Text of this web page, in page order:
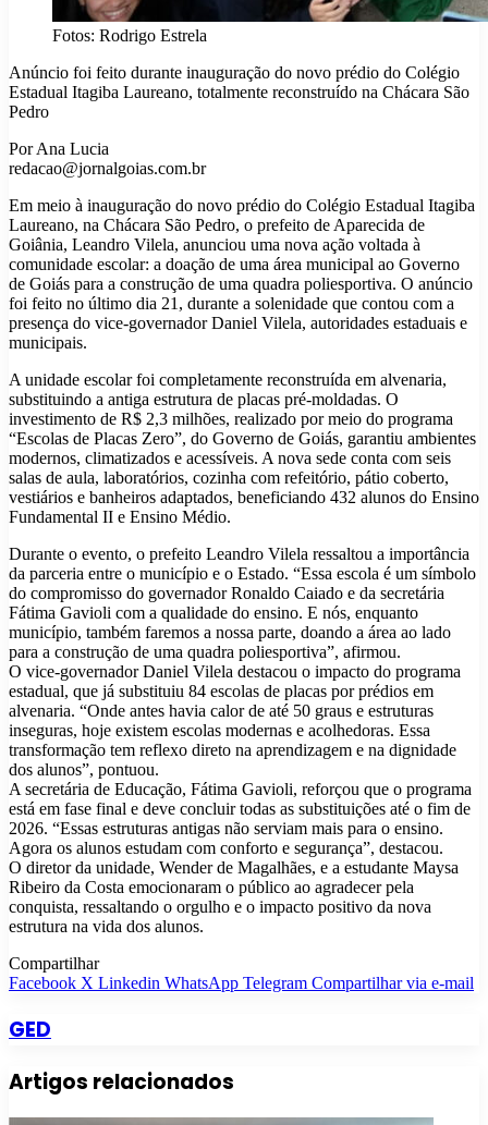
Fotos: Rodrigo Estrela
Anúncio foi feito durante inauguração do novo prédio do Colégio
Estadual Itagiba Laureano, totalmente reconstruído na Chácara São
Pedro
Por Ana Lucia
redacao@jornalgoias.com.br
Em meio à inauguração do novo prédio do Colégio Estadual Itagiba
Laureano, na Chácara São Pedro, o prefeito de Aparecida de
Goiânia, Leandro Vilela, anunciou uma nova ação voltada à
comunidade escolar: a doação de uma área municipal ao Governo
de Goiás para a construção de uma quadra poliesportiva. O anúncio
foi feito no último dia 21, durante a solenidade que contou com a
presença do vice-governador Daniel Vilela, autoridades estaduais e
municipais.
A unidade escolar foi completamente reconstruída em alvenaria,
substituindo a antiga estrutura de placas pré-moldadas. O
investimento de R$ 2,3 milhões, realizado por meio do programa
“Escolas de Placas Zero”, do Governo de Goiás, garantiu ambientes
modernos, climatizados e acessíveis. A nova sede conta com seis
salas de aula, laboratórios, cozinha com refeitório, pátio coberto,
vestiários e banheiros adaptados, beneficiando 432 alunos do Ensino
Fundamental II e Ensino Médio.
Durante o evento, o prefeito Leandro Vilela ressaltou a importância
da parceria entre o município e o Estado. “Essa escola é um símbolo
do compromisso do governador Ronaldo Caiado e da secretária
Fátima Gavioli com a qualidade do ensino. E nós, enquanto
município, também faremos a nossa parte, doando a área ao lado
para a construção de uma quadra poliesportiva”, afirmou.
O vice-governador Daniel Vilela destacou o impacto do programa
estadual, que já substituiu 84 escolas de placas por prédios em
alvenaria. “Onde antes havia calor de até 50 graus e estruturas
inseguras, hoje existem escolas modernas e acolhedoras. Essa
transformação tem reflexo direto na aprendizagem e na dignidade
dos alunos”, pontuou.
A secretária de Educação, Fátima Gavioli, reforçou que o programa
está em fase final e deve concluir todas as substituições até o fim de
2026. “Essas estruturas antigas não serviam mais para o ensino.
Agora os alunos estudam com conforto e segurança”, destacou.
O diretor da unidade, Wender de Magalhães, e a estudante Maysa
Ribeiro da Costa emocionaram o público ao agradecer pela
conquista, ressaltando o orgulho e o impacto positivo da nova
estrutura na vida dos alunos.
Compartilhar
Facebook X Linkedin WhatsApp Telegram Compartilhar via e-mail
GED
Artigos relacionados